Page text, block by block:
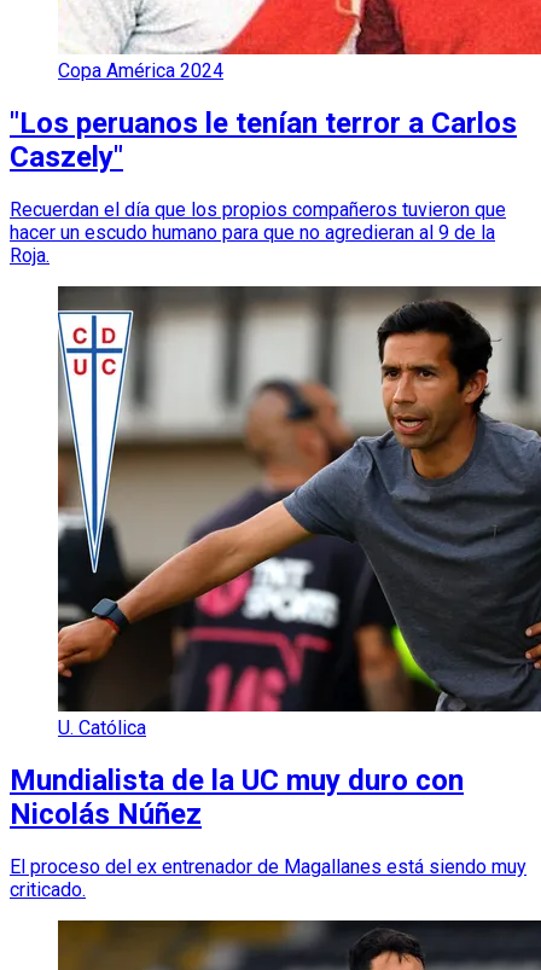
Copa América 2024
"Los peruanos le tenían terror a Carlos
Caszely"
Recuerdan el día que los propios compañeros tuvieron que
hacer un escudo humano para que no agredieran al 9 de la
Roja.
U. Católica
Mundialista de la UC muy duro con
Nicolás Núñez
El proceso del ex entrenador de Magallanes está siendo muy
criticado.